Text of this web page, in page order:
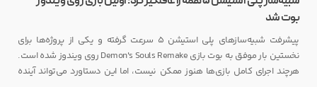
بوت شد
پیشرفت شبیه‌سازهای پلی استیشن ۵ سرعت گرفته و یکی از پروژه‌ها برای
نخستین بار موفق به بوت بازی Demon's Souls Remake روی ویندوز شده است.
هرچند اجرای کامل بازی‌ها هنوز ممکن نیست، اما این دستاورد می‌تواند آینده